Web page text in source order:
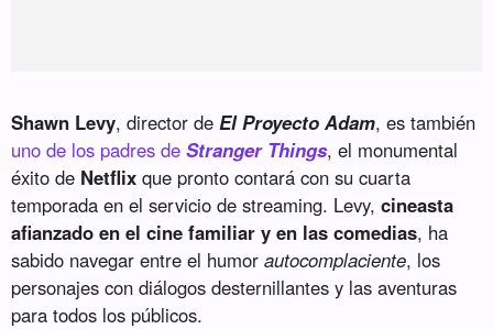
Shawn Levy, director deEl Proyecto Adam, es también
uno de los padres deStranger Things, el monumental
éxito de Netflix que pronto contará con su cuarta
temporada en el servicio de streaming. Levy, cineasta
afianzado en el cine familiar y en las comedias, ha
sabido navegar entre el humorautocomplaciente, los
personajes con diálogos desternillantes y las aventuras
para todos los públicos.